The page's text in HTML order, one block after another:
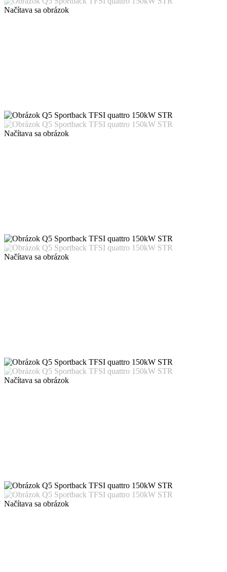
Načítava sa obrázok
Načítava sa obrázok
Načítava sa obrázok
Načítava sa obrázok
Načítava sa obrázok